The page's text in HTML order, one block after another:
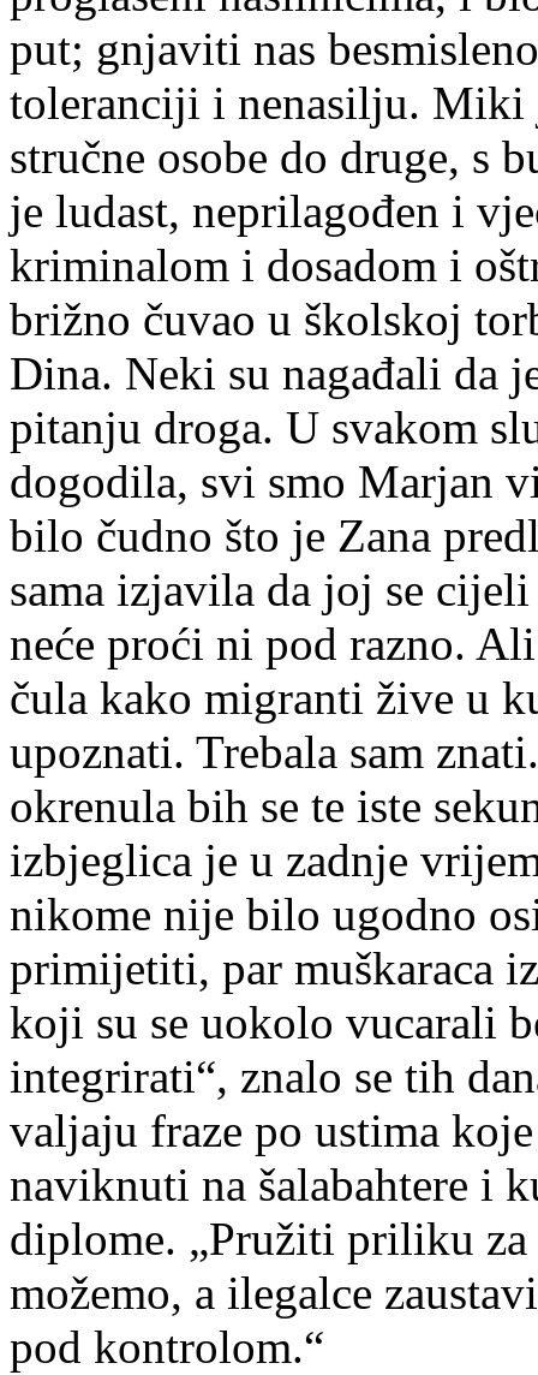
put; gnjaviti nas
toleranciji i nenasilju. Miki
stručne osobe do druge, s
je ludast, neprilagođen i
kriminalom i dosadom i
brižno čuvao u školskoj
Dina. Neki su nagađali da
pitanju droga. U svakom
dogodila, svi smo Marjan
bilo čudno što je Zana
sama izjavila da joj se
neće proći ni pod razno.
čula kako migranti žive u
upoznati. Trebala sam
okrenula bih se te iste
izbjeglica je u zadnje
nikome nije bilo ugodno
primijetiti, par muškaraca
koji su se uokolo vucarali
integrirati“, znalo se tih
valjaju fraze po ustima
naviknuti na šalabahtere i
diplome. „Pružiti priliku
možemo, a ilegalce
pod kontrolom.“